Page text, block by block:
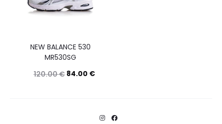
NEW BALANCE 530
MR530SG
120.00€ 84.00 €